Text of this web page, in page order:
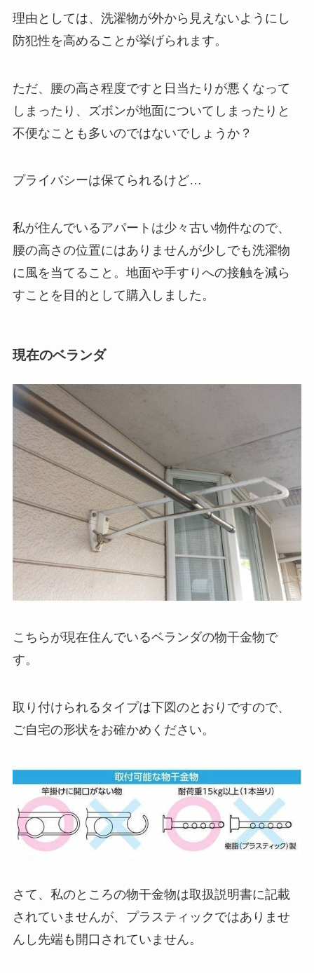
理由としては、洗濯物が外から見えないようにし
防犯性を高めることが挙げられます。
ただ、腰の高さ程度ですと日当たりが悪くなって
しまったり、ズボンが地面についてしまったりと
不便なことも多いのではないでしょうか？
プライバシーは保てられるけど…
私が住んでいるアパートは少々古い物件なので、
腰の高さの位置にはありませんが少しでも洗濯物
に風を当てること。地面や手すりへの接触を減ら
すことを目的として購入しました。
現在のベランダ
こちらが現在住んでいるベランダの物干金物で
す。
取り付けられるタイプは下図のとおりですので、
ご自宅の形状をお確かめください。
さて、私のところの物干金物は取扱説明書に記載
されていませんが、プラスティックではありませ
んし先端も開口されていません。